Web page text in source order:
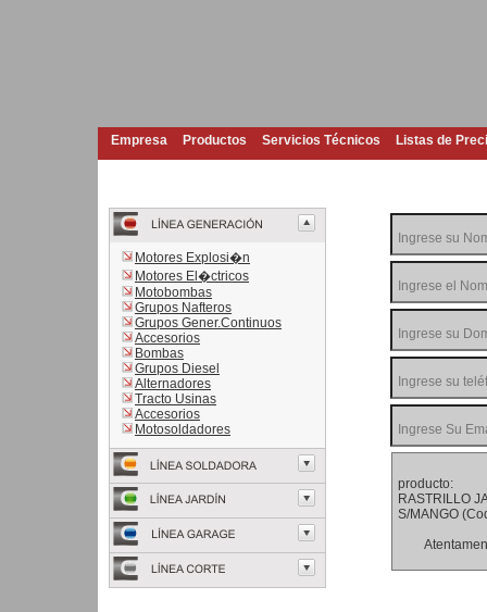
Empresa Productos Servicios Técnicos Listas de
Motores Explosi�n
Motores El�ctricos
Motobombas
Grupos Nafteros
Grupos Gener.Continuos
Accesorios
Bombas
Grupos Diesel
Alternadores
Tracto Usinas
Accesorios
Motosoldadores